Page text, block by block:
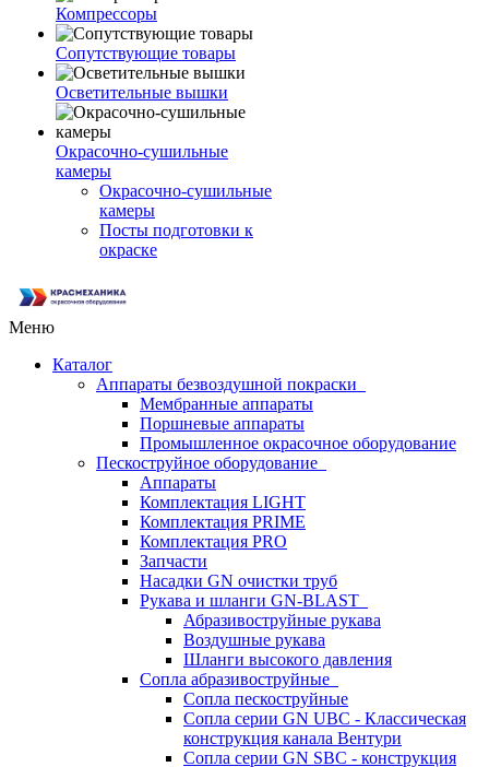
Компрессоры
Сопутствующие товары
Осветительные вышки
Окрасочно-сушильные
камеры
Окрасочно-сушильные
камеры
Посты подготовки к
окраске
Меню
Каталог
Аппараты безвоздушной покраски
Мембранные аппараты
Поршневые аппараты
Промышленное окрасочное оборудование
Пескоструйное оборудование
Аппараты
Комплектация LIGHT
Комплектация PRIME
Комплектация PRO
Запчасти
Насадки GN очистки труб
Рукава и шланги GN-BLAST
Абразивоструйные рукава
Воздушные рукава
Шланги высокого давления
Сопла абразивоструйные
Сопла пескоструйные
Сопла серии GN UBC - Классическая
конструкция канала Вентури
Сопла серии GN SBC - конструкция